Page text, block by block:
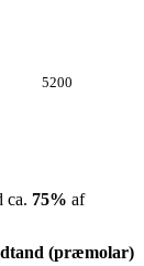
5200
ca. 75% af
(præmolar)